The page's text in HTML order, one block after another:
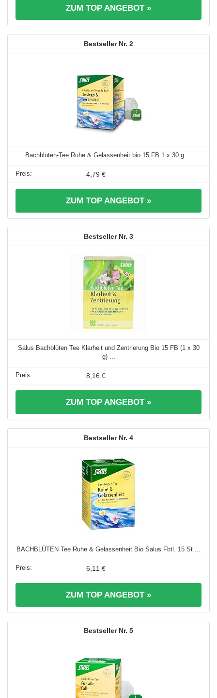
ZUM TOP ANGEBOT »
2
Bachblüten-Tee Ruhe & Gelassenheit bio 15 FB 1 x 30 g ...
4,79 €
ZUM TOP ANGEBOT »
3
Salus Bachblüten Tee Klarheit und Zentrierung Bio 15 FB (1 x 30
g) ...
8,16 €
ZUM TOP ANGEBOT »
4
BACHBLÜTEN Tee Ruhe & Gelassenheit Bio Salus Fbtl. 15 St ...
6,11 €
ZUM TOP ANGEBOT »
5